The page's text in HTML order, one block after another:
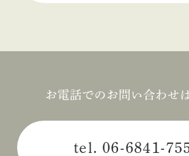
お電話でのお問い合わせ
tel. 06-6841-